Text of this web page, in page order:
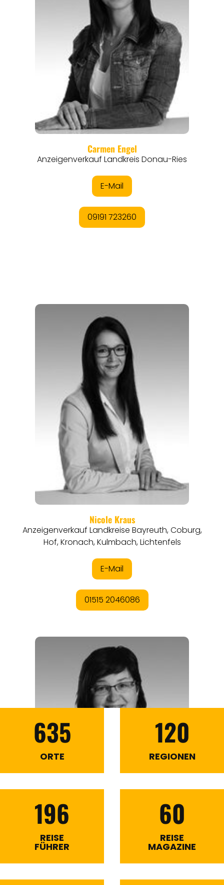
635
ORTE
120
REGIONEN
196
REISE
FÜHRER
60
REISE
MAGAZINE